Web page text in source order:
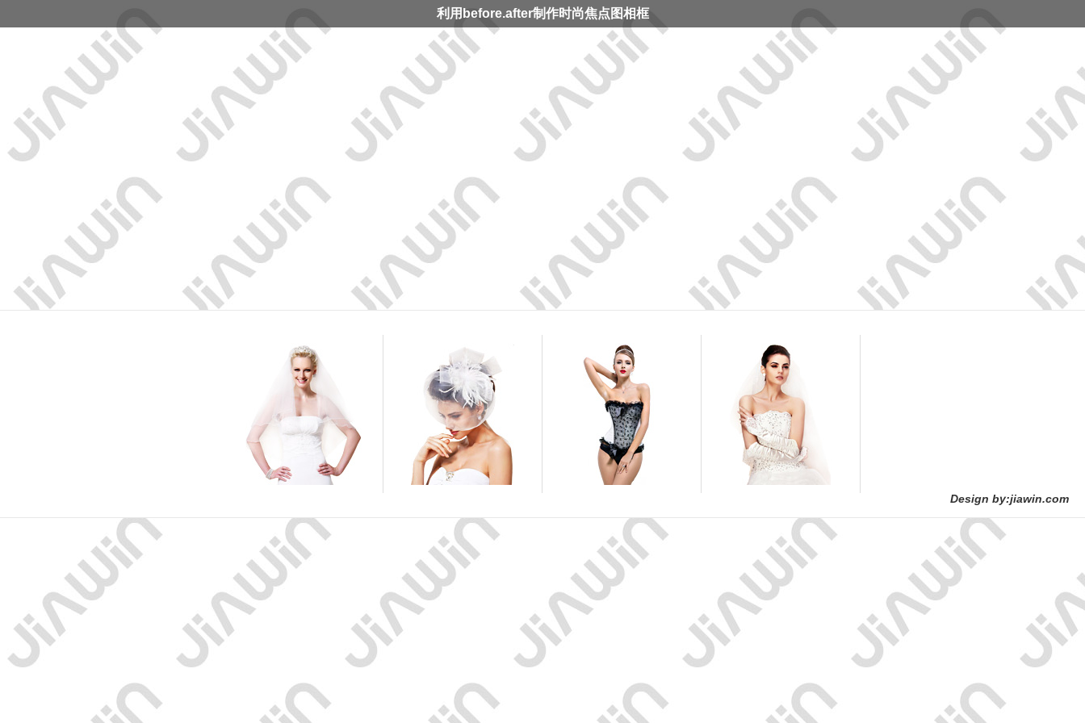
利用before.after制作时尚焦点图相框
Design by:jiawin.com